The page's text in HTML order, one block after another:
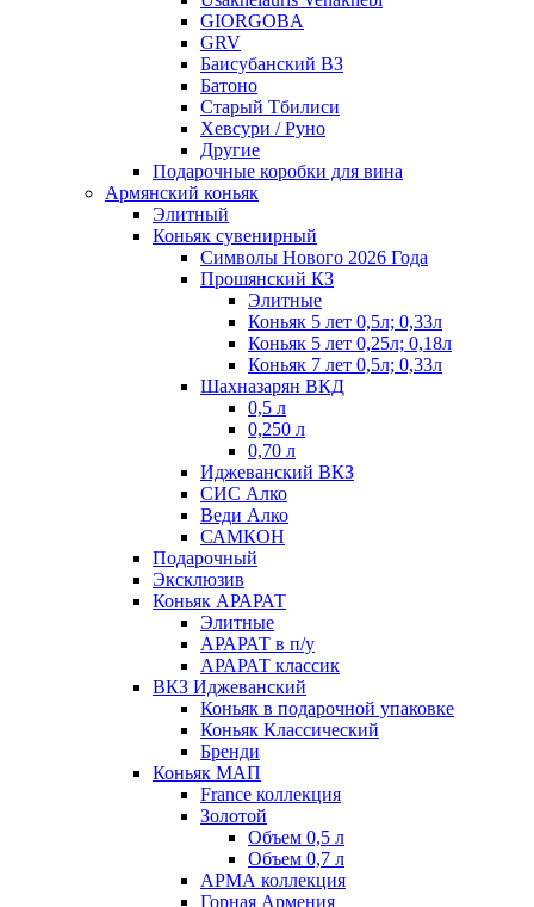
GIORGOBA
GRV
Баисубанский ВЗ
Батоно
Старый Тбилиси
Хевсури / Руно
Другие
Подарочные коробки для вина
Армянский коньяк
Элитный
Коньяк сувенирный
Символы Нового 2026 Года
Прошянский КЗ
Элитные
Коньяк 5 лет 0,5л; 0,33л
Коньяк 5 лет 0,25л; 0,18л
Коньяк 7 лет 0,5л; 0,33л
Шахназарян ВКД
0,5 л
0,250 л
0,70 л
Иджеванский ВКЗ
СИС Алко
Веди Алко
САМКОН
Подарочный
Эксклюзив
Коньяк АРАРАТ
Элитные
АРАРАТ в п/у
АРАРАТ классик
ВКЗ Иджеванский
Коньяк в подарочной упаковке
Коньяк Классический
Бренди
Коньяк МАП
France коллекция
Золотой
Объем 0,5 л
Объем 0,7 л
АРМА коллекция
Горная Армения